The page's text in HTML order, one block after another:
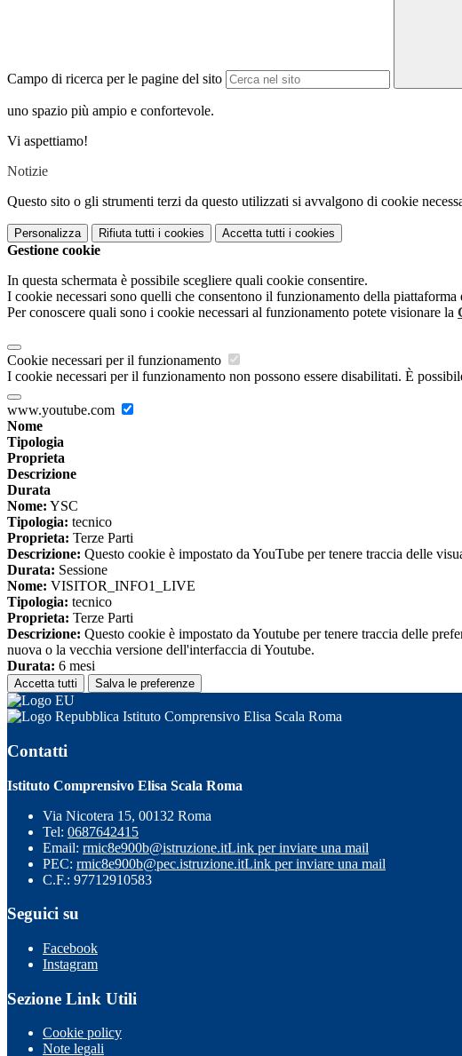
Campo di ricerca per le pagine del sito
uno spazio più ampio e confortevole.
Vi aspettiamo!
Notizie
Questo sito o gli strumenti terzi da questo utilizzati si avvalgono di cookie
Personalizza Rifiuta tutti i cookies Accetta tutti i cookies
Gestione cookie
In questa schermata è possibile scegliere quali cookie consentire.
I cookie necessari sono quelli che consentono il funzionamento della
Per conoscere quali sono i cookie necessari al funzionamento potete visionare la
Cookie necessari per il funzionamento
I cookie necessari per il funzionamento non possono essere disabilitati. È
www.youtube.com
Nome
Tipologia
Proprieta
Descrizione
Durata
Nome: YSC
Tipologia: tecnico
Proprieta: Terze Parti
Descrizione: Questo cookie è impostato da YouTube per tenere traccia delle
Durata: Sessione
Nome: VISITOR_INFO1_LIVE
Tipologia: tecnico
Proprieta: Terze Parti
Descrizione: Questo cookie è impostato da Youtube per tenere traccia delle
nuova o la vecchia versione dell'interfaccia di Youtube.
Durata: 6 mesi
Accetta tutti Salva le preferenze
Istituto Comprensivo Elisa Scala Roma
Contatti
Istituto Comprensivo Elisa Scala Roma
Via Nicotera 15, 00132 Roma
Tel: 0687642415
Email: rmic8e900b@istruzione.itLink per inviare una mail
PEC: rmic8e900b@pec.istruzione.itLink per inviare una mail
C.F.: 97712910583
Seguici su
Facebook
Instagram
Sezione Link Utili
Cookie policy
Note legali